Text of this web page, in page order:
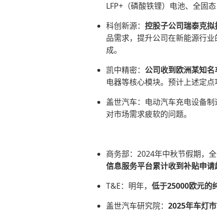
LFP+（磷酸铁锂）电池、全固
科创新源： 控股子公司瑞泰克
品需求，提升公司在新能源行
成。
凯中精密： 公司收到欧洲某知
电器等核心模块。预计上述定
盖世汽车：电动汽车充电设备
对市场需求疲软的问题。
商务部：2024年中秋节假期，
信息服务平台累计收到补贴申
T&E：明年， 低于25000欧元的
盖世汽车研究院： 2025年车灯